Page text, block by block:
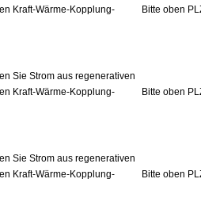
Kraft-Wärme-Kopplung-
Bitte oben
Sie Strom aus regenerativen
Kraft-Wärme-Kopplung-
Bitte oben
Sie Strom aus regenerativen
Kraft-Wärme-Kopplung-
Bitte oben